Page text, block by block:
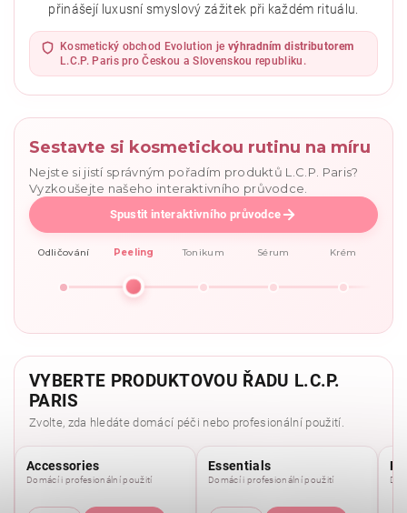
Vložením hodnocení souhlasíte se
zásadami ochrany
osobních údajů.
přinášejí luxusní smyslový zážitek při každém rituálu.
Kosmetický obchod Evolution je výhradním distributorem
L.C.P. Paris pro Českou a Slovenskou republiku.
Sestavte si kosmetickou rutinu na míru
Nejste si jistí správným pořadím produktů L.C.P. Paris?
Vyzkoušejte našeho interaktivního průvodce.
Spustit interaktivního průvodce
Odličování Peeling Tonikum Sérum Krém
VYBERTE PRODUKTOVOU ŘADU L.C.P.
PARIS
Zvolte, zda hledáte domácí péči nebo profesionální použití.
Accessories
Domácí i profesionální použití
Essentials
Domácí i profesionální použití